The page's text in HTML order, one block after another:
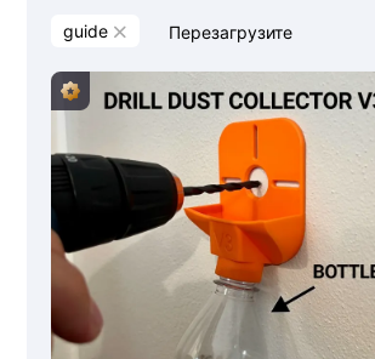
guide  Перезагрузите